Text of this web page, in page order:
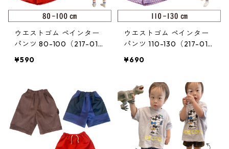
ウエストゴム ペインター
パンツ 80-100（217-014
¥590
ウエストゴム ペインター
パンツ 110-130（217-014
¥690